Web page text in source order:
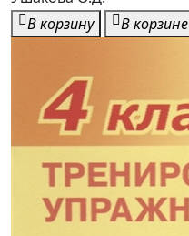
В корзину
В корзине